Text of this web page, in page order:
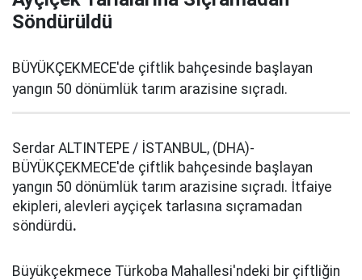
Söndürüldü
BÜYÜKÇEKMECE'de çiftlik bahçesinde başlayan
yangın 50 dönümlük tarım arazisine sıçradı.
Serdar ALTINTEPE / İSTANBUL, (DHA)-
BÜYÜKÇEKMECE'de çiftlik bahçesinde başlayan
yangın 50 dönümlük tarım arazisine sıçradı. İtfaiye
ekipleri, alevleri ayçiçek tarlasına sıçramadan
söndürdü.
Büyükçekmece Türkoba Mahallesi'ndeki bir çiftliğin